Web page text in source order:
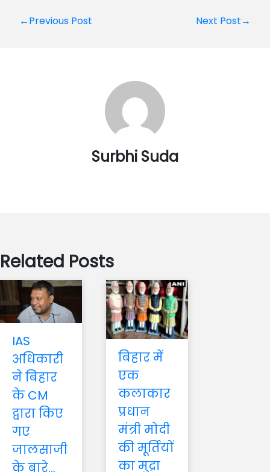
Post
←Previous Post Next Post→
Surbhi Suda
Related Posts
IAS
अधिकारी
ने बिहार
के CM
द्वारा किए
गए
जालसाजी
के बारे...
बिहार में
एक
कलाकार
प्रधान
मंत्री मोदी
की मूर्तियों
का मुद्रा